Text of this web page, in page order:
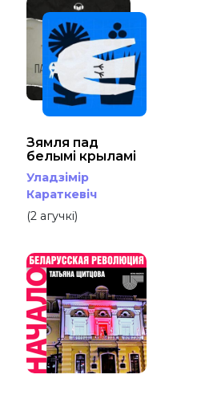
Зямля пад
белымі крыламі
Уладзімір
Караткевіч
(2 агучкі)